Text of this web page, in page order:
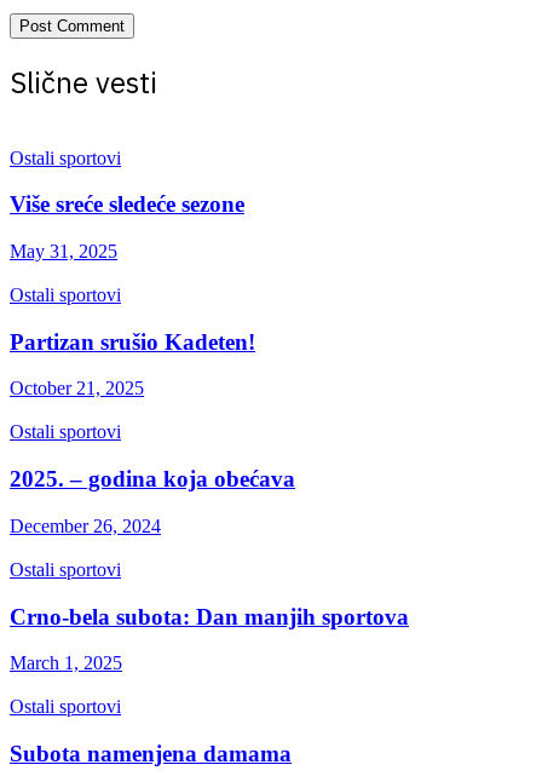
Slične vesti
Ostali sportovi
Više sreće sledeće sezone
May 31, 2025
Ostali sportovi
Partizan srušio Kadeten!
October 21, 2025
Ostali sportovi
2025. – godina koja obećava
December 26, 2024
Ostali sportovi
Crno-bela subota: Dan manjih sportova
March 1, 2025
Ostali sportovi
Subota namenjena damama